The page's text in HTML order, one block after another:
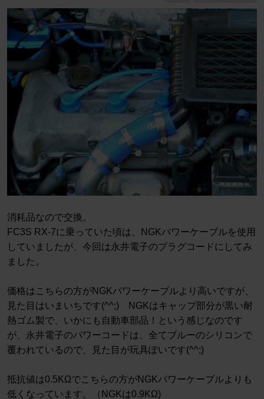
消耗品なので交換。
FC3S RX-7に乗っていた頃は、NGKパワーケーブルを使用
していましたが、今回は永井電子のプラグコードにしてみ
ました。
価格はこちらの方がNGKパワーケーブルより高いですが、
見た目はいまいちです(^^;) NGKはキャップ部分が黒い耐
熱ゴム製で、いかにも自動車部品！という感じなのです
が、永井電子のパワーコードは、全てブルーのシリコンで
覆われているので、見た目が玩具ぽいです(^^;)
抵抗値は0.5KΩでこちらの方がNGKパワーケーブルよりも
低くなっています。（NGKは0.9KΩ)